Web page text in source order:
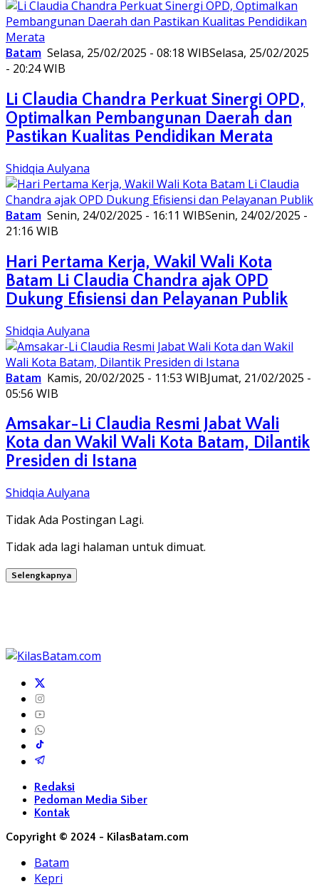
Batam Selasa, 25/02/2025 - 08:18 WIBSelasa, 25/02/2025
- 20:24 WIB
Li Claudia Chandra Perkuat Sinergi OPD,
Optimalkan Pembangunan Daerah dan
Pastikan Kualitas Pendidikan Merata
Shidqia Aulyana
Batam Senin, 24/02/2025 - 16:11 WIBSenin, 24/02/2025 -
21:16 WIB
Hari Pertama Kerja, Wakil Wali Kota
Batam Li Claudia Chandra ajak OPD
Dukung Efisiensi dan Pelayanan Publik
Shidqia Aulyana
Batam Kamis, 20/02/2025 - 11:53 WIBJumat, 21/02/2025 -
05:56 WIB
Amsakar-Li Claudia Resmi Jabat Wali
Kota dan Wakil Wali Kota Batam, Dilantik
Presiden di Istana
Shidqia Aulyana
Tidak Ada Postingan Lagi.
Tidak ada lagi halaman untuk dimuat.
Selengkapnya
Redaksi
Pedoman Media Siber
Kontak
Copyright © 2024 - KilasBatam.com
Batam
Kepri